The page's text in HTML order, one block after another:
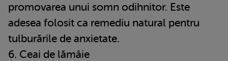
promovarea unui somn odihnitor. Este
adesea folosit ca remediu natural pentru
tulburările de anxietate.
6. Ceai de lămâie